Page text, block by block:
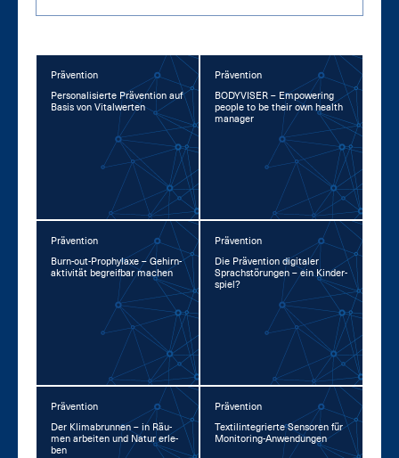
Prävention
Per­so­na­li­sier­te Prä­ven­ti­on auf
Ba­sis von Vi­tal­wer­ten
Prävention
BO­DY­VI­SER – Em­power­ing
peop­le to be their own health
ma­na­ger
Prävention
Burn-out-Pro­phy­la­xe – Ge­hirn­
ak­ti­vi­tät be­greif­bar ma­chen
Prävention
Die Prä­ven­ti­on di­gi­ta­ler
Sprach­stö­run­gen – ein Kin­der­
spiel?
Prävention
Der Kli­ma­brun­nen – in Räu­
men ar­bei­ten und Na­tur er­le­
ben
Prävention
Tex­til­in­te­grier­te Sen­so­ren für
Mo­ni­to­ring-An­wen­dun­gen